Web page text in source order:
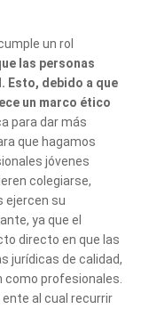
un rol
las personas
Esto, debido a que
un marco ético
para dar más
que hagamos
jóvenes
colegiarse,
ejercen su
ya que el
directo en que las
jurídicas de calidad,
profesionales.
al cual recurrir